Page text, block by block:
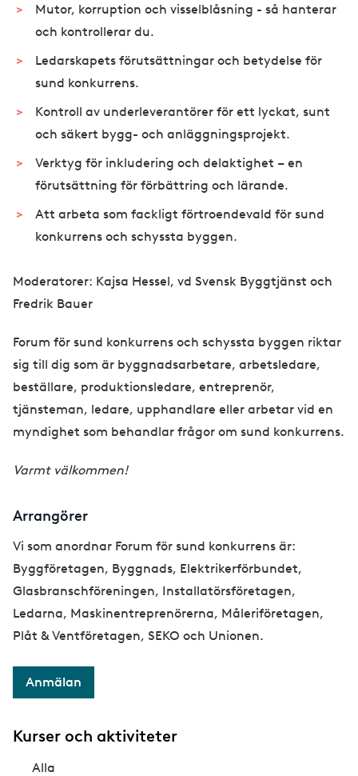
Mutor, korruption och visselblåsning - så hanterar
och kontrollerar du.
Ledarskapets förutsättningar och betydelse för
sund konkurrens.
Kontroll av underleverantörer för ett lyckat, sunt
och säkert bygg- och anläggningsprojekt.
Verktyg för inkludering och delaktighet – en
förutsättning för förbättring och lärande.
Att arbeta som fackligt förtroendevald för sund
konkurrens och schyssta byggen.
Moderatorer: Kajsa Hessel, vd Svensk Byggtjänst och
Fredrik Bauer
Forum för sund konkurrens och schyssta byggen riktar
sig till dig som är byggnadsarbetare, arbetsledare,
beställare, produktionsledare, entreprenör,
tjänsteman, ledare, upphandlare eller arbetar vid en
myndighet som behandlar frågor om sund konkurrens.
Varmt välkommen!
Arrangörer
Vi som anordnar Forum för sund konkurrens är:
Byggföretagen, Byggnads, Elektrikerförbundet,
Glasbranschföreningen, Installatörsföretagen,
Ledarna, Maskinentreprenörerna, Måleriföretagen,
Plåt & Ventföretagen, SEKO och Unionen.
Anmälan
Kurser och aktiviteter
Alla